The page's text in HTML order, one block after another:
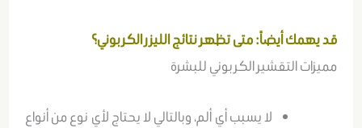
قد يهمك أيضاً:متى تظهر نتائج الليزر الكربوني؟
مميزات التقشير الكربوني للبشرة
لا يسبب أي ألم، وبالتالي لا يحتاج لأي نوع من أنواع